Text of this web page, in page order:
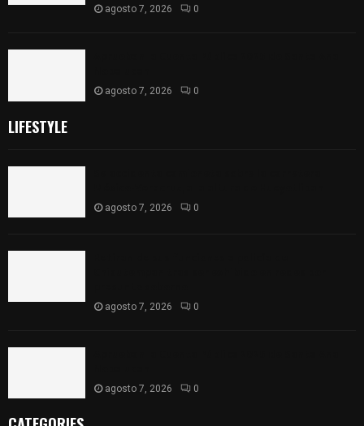
agosto 7, 2026 0
agosto 7, 2026 0
LIFESTYLE
agosto 7, 2026 0
agosto 7, 2026 0
agosto 7, 2026 0